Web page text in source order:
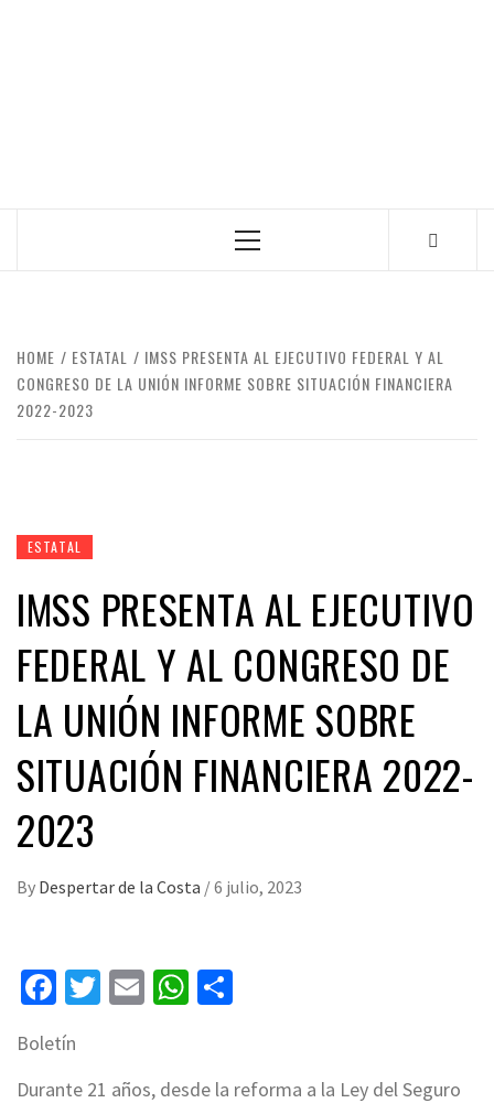
Primary
HOME ESTATAL
IMSS PRESENTA AL EJECUTIVO FEDERAL Y AL
CONGRESO DE LA UNIÓN INFORME SOBRE SITUACIÓN FINANCIERA
2022-2023
ESTATAL
IMSS PRESENTA AL EJECUTIVO
FEDERAL Y AL CONGRESO DE
LA UNIÓN INFORME SOBRE
SITUACIÓN FINANCIERA 2022-
2023
By Despertar de la Costa /6 julio, 2023
Facebook
Twitter
EmailWhatsApp
Boletín
Durante 21 años, desde la reforma a la Ley del Seguro